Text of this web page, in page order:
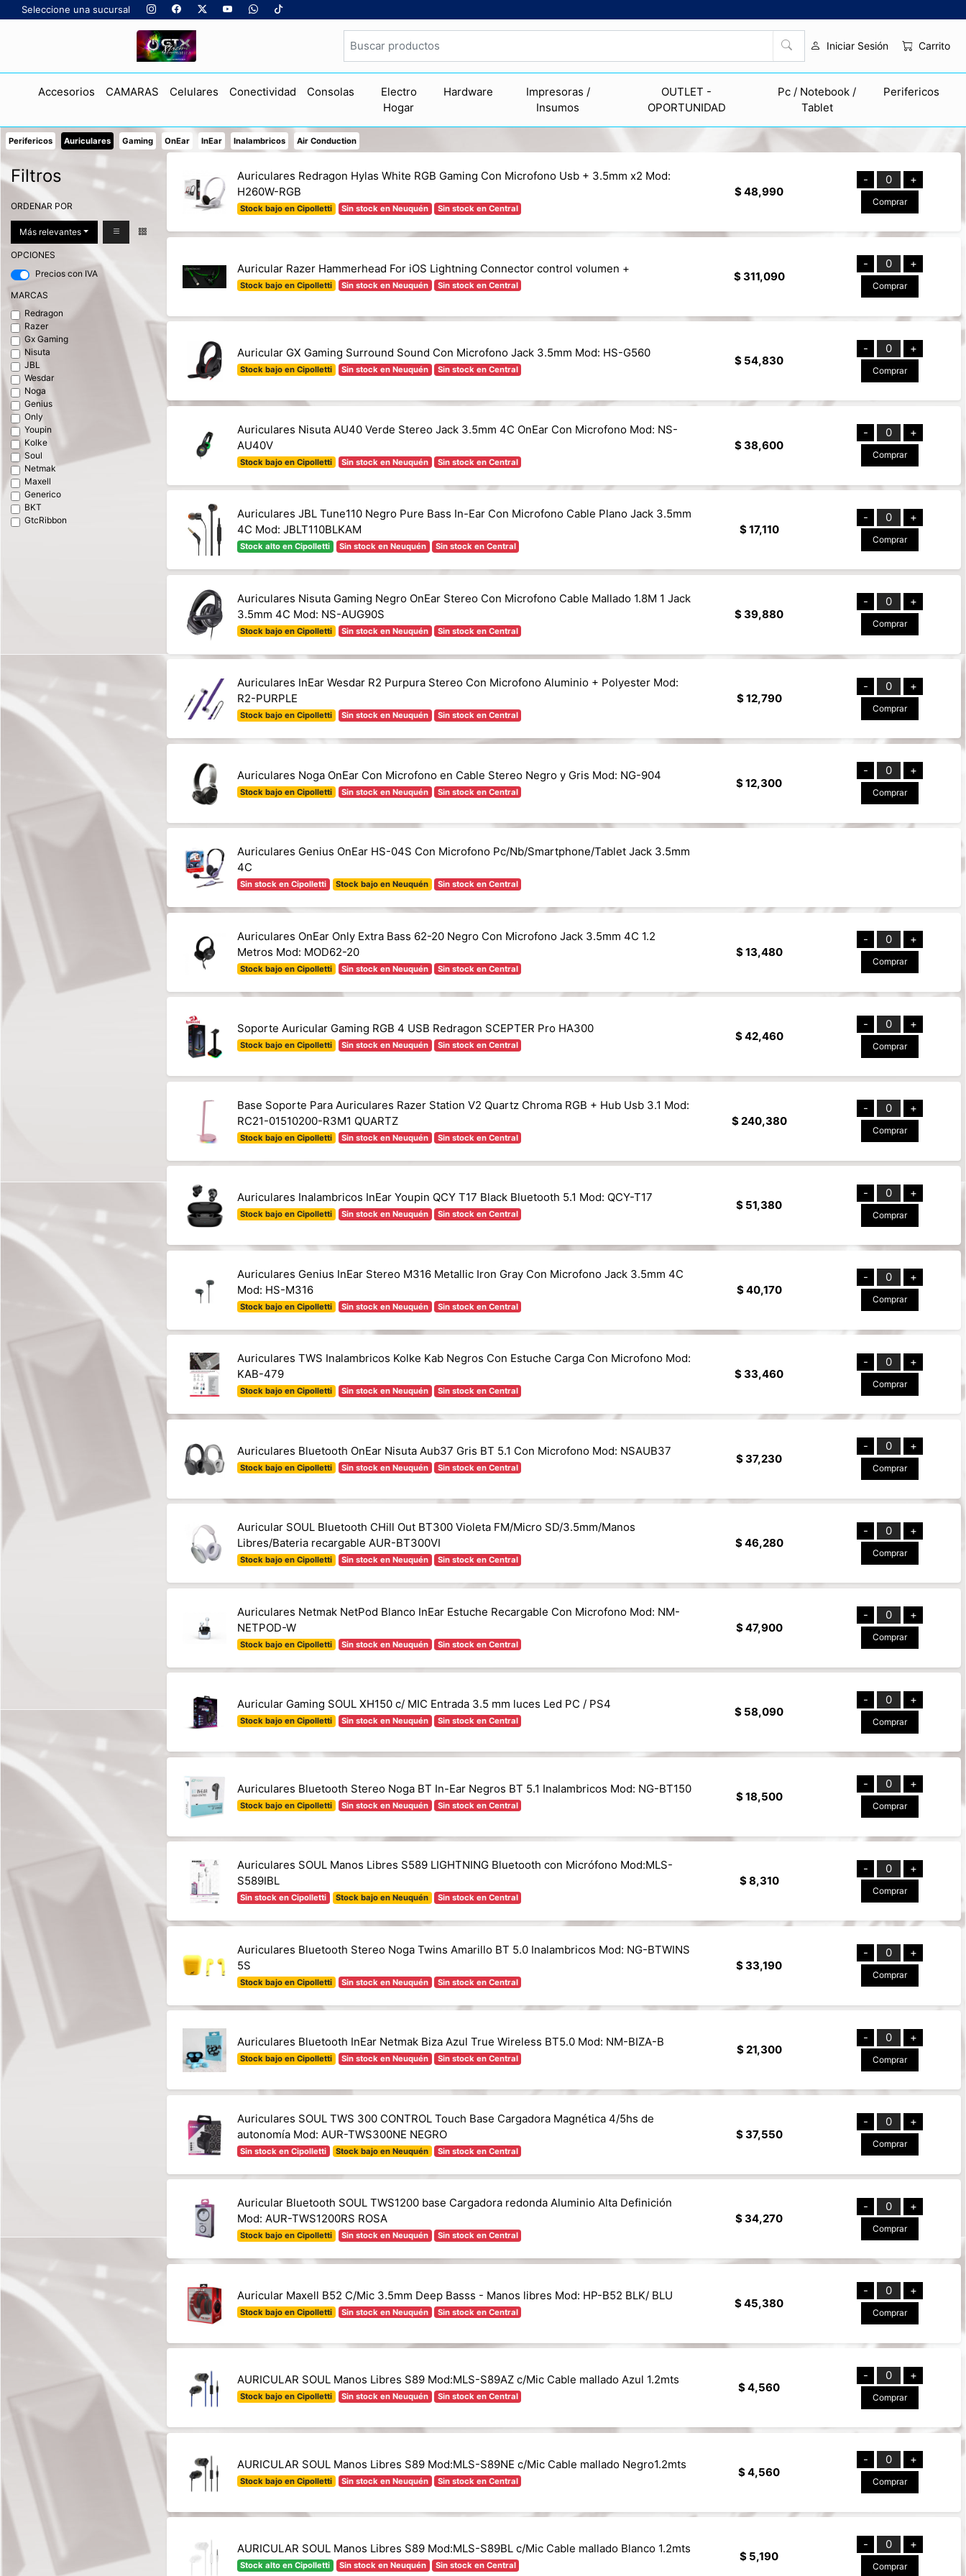
Seleccione una sucursal
Iniciar Sesión Carrito
Accesorios CAMARAS Celulares Conectividad Consolas
Electro
Hogar
Hardware
Impresoras /
Insumos
OUTLET -
OPORTUNIDAD
Pc / Notebook /
Tablet
Perifericos
Perifericos Auriculares Gaming OnEar InEar Inalambricos Air Conduction
Filtros
ORDENAR POR
Más relevantes
OPCIONES
Precios con IVA
MARCAS
Redragon
Razer
Gx Gaming
Nisuta
JBL
Wesdar
Noga
Genius
Only
Youpin
Kolke
Soul
Netmak
Maxell
Generico
BKT
GtcRibbon
Auriculares Redragon Hylas White RGB Gaming Con Microfono Usb + 3.5mm x2 Mod:
H260W-RGB
Stock bajo en Cipolletti Sin stock en Neuquén Sin stock en Central
$ 48,990
- 0 +
Comprar
Auricular Razer Hammerhead For iOS Lightning Connector control volumen +
Stock bajo en Cipolletti Sin stock en Neuquén Sin stock en Central
$ 311,090
- 0 +
Comprar
Auricular GX Gaming Surround Sound Con Microfono Jack 3.5mm Mod: HS-G560
Stock bajo en Cipolletti Sin stock en Neuquén Sin stock en Central
$ 54,830
- 0 +
Comprar
Auriculares Nisuta AU40 Verde Stereo Jack 3.5mm 4C OnEar Con Microfono Mod: NS-
AU40V
Stock bajo en Cipolletti Sin stock en Neuquén Sin stock en Central
$ 38,600
- 0 +
Comprar
Auriculares JBL Tune110 Negro Pure Bass In-Ear Con Microfono Cable Plano Jack 3.5mm
4C Mod: JBLT110BLKAM
Stock alto en Cipolletti Sin stock en Neuquén Sin stock en Central
$ 17,110
- 0 +
Comprar
Auriculares Nisuta Gaming Negro OnEar Stereo Con Microfono Cable Mallado 1.8M 1 Jack
3.5mm 4C Mod: NS-AUG90S
Stock bajo en Cipolletti Sin stock en Neuquén Sin stock en Central
$ 39,880
- 0 +
Comprar
Auriculares InEar Wesdar R2 Purpura Stereo Con Microfono Aluminio + Polyester Mod:
R2-PURPLE
Stock bajo en Cipolletti Sin stock en Neuquén Sin stock en Central
$ 12,790
- 0 +
Comprar
Auriculares Noga OnEar Con Microfono en Cable Stereo Negro y Gris Mod: NG-904
Stock bajo en Cipolletti Sin stock en Neuquén Sin stock en Central
$ 12,300
- 0 +
Comprar
Auriculares Genius OnEar HS-04S Con Microfono Pc/Nb/Smartphone/Tablet Jack 3.5mm
4C
Sin stock en Cipolletti Stock bajo en Neuquén Sin stock en Central
Auriculares OnEar Only Extra Bass 62-20 Negro Con Microfono Jack 3.5mm 4C 1.2
Metros Mod: MOD62-20
Stock bajo en Cipolletti Sin stock en Neuquén Sin stock en Central
$ 13,480
- 0 +
Comprar
Soporte Auricular Gaming RGB 4 USB Redragon SCEPTER Pro HA300
Stock bajo en Cipolletti Sin stock en Neuquén Sin stock en Central
$ 42,460
- 0 +
Comprar
Base Soporte Para Auriculares Razer Station V2 Quartz Chroma RGB + Hub Usb 3.1 Mod:
RC21-01510200-R3M1 QUARTZ
Stock bajo en Cipolletti Sin stock en Neuquén Sin stock en Central
$ 240,380
- 0 +
Comprar
Auriculares Inalambricos InEar Youpin QCY T17 Black Bluetooth 5.1 Mod: QCY-T17
Stock bajo en Cipolletti Sin stock en Neuquén Sin stock en Central
$ 51,380
- 0 +
Comprar
Auriculares Genius InEar Stereo M316 Metallic Iron Gray Con Microfono Jack 3.5mm 4C
Mod: HS-M316
Stock bajo en Cipolletti Sin stock en Neuquén Sin stock en Central
$ 40,170
- 0 +
Comprar
Auriculares TWS Inalambricos Kolke Kab Negros Con Estuche Carga Con Microfono Mod:
KAB-479
Stock bajo en Cipolletti Sin stock en Neuquén Sin stock en Central
$ 33,460
- 0 +
Comprar
Auriculares Bluetooth OnEar Nisuta Aub37 Gris BT 5.1 Con Microfono Mod: NSAUB37
Stock bajo en Cipolletti Sin stock en Neuquén Sin stock en Central
$ 37,230
- 0 +
Comprar
Auricular SOUL Bluetooth CHill Out BT300 Violeta FM/Micro SD/3.5mm/Manos
Libres/Bateria recargable AUR-BT300VI
Stock bajo en Cipolletti Sin stock en Neuquén Sin stock en Central
$ 46,280
- 0 +
Comprar
Auriculares Netmak NetPod Blanco InEar Estuche Recargable Con Microfono Mod: NM-
NETPOD-W
Stock bajo en Cipolletti Sin stock en Neuquén Sin stock en Central
$ 47,900
- 0 +
Comprar
Auricular Gaming SOUL XH150 c/ MIC Entrada 3.5 mm luces Led PC / PS4
Stock bajo en Cipolletti Sin stock en Neuquén Sin stock en Central
$ 58,090
- 0 +
Comprar
Auriculares Bluetooth Stereo Noga BT In-Ear Negros BT 5.1 Inalambricos Mod: NG-BT150
Stock bajo en Cipolletti Sin stock en Neuquén Sin stock en Central
$ 18,500
- 0 +
Comprar
Auriculares SOUL Manos Libres S589 LIGHTNING Bluetooth con Micrófono Mod:MLS-
S589IBL
Sin stock en Cipolletti Stock bajo en Neuquén Sin stock en Central
$ 8,310
- 0 +
Comprar
Auriculares Bluetooth Stereo Noga Twins Amarillo BT 5.0 Inalambricos Mod: NG-BTWINS
5S
Stock bajo en Cipolletti Sin stock en Neuquén Sin stock en Central
$ 33,190
- 0 +
Comprar
Auriculares Bluetooth InEar Netmak Biza Azul True Wireless BT5.0 Mod: NM-BIZA-B
Stock bajo en Cipolletti Sin stock en Neuquén Sin stock en Central
$ 21,300
- 0 +
Comprar
Auriculares SOUL TWS 300 CONTROL Touch Base Cargadora Magnética 4/5hs de
autonomía Mod: AUR-TWS300NE NEGRO
Sin stock en Cipolletti Stock bajo en Neuquén Sin stock en Central
$ 37,550
- 0 +
Comprar
Auricular Bluetooth SOUL TWS1200 base Cargadora redonda Aluminio Alta Definición
Mod: AUR-TWS1200RS ROSA
Stock bajo en Cipolletti Sin stock en Neuquén Sin stock en Central
$ 34,270
- 0 +
Comprar
Auricular Maxell B52 C/Mic 3.5mm Deep Basss - Manos libres Mod: HP-B52 BLK/ BLU
Stock bajo en Cipolletti Sin stock en Neuquén Sin stock en Central
$ 45,380
- 0 +
Comprar
AURICULAR SOUL Manos Libres S89 Mod:MLS-S89AZ c/Mic Cable mallado Azul 1.2mts
Stock bajo en Cipolletti Sin stock en Neuquén Sin stock en Central
$ 4,560
- 0 +
Comprar
AURICULAR SOUL Manos Libres S89 Mod:MLS-S89NE c/Mic Cable mallado Negro1.2mts
Stock bajo en Cipolletti Sin stock en Neuquén Sin stock en Central
$ 4,560
- 0 +
Comprar
AURICULAR SOUL Manos Libres S89 Mod:MLS-S89BL c/Mic Cable mallado Blanco 1.2mts
Stock alto en Cipolletti Sin stock en Neuquén Sin stock en Central
$ 5,190
- 0 +
Comprar